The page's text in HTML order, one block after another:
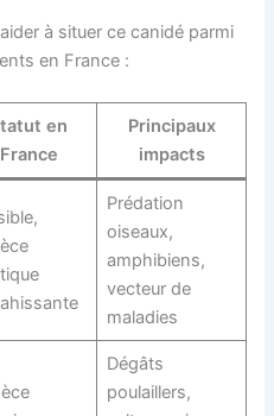
à situer ce canidé parmi
en France :
en
France
Principaux
impacts
Prédation
oiseaux,
amphibiens,
vecteur de
maladies
Dégâts
poulaillers,